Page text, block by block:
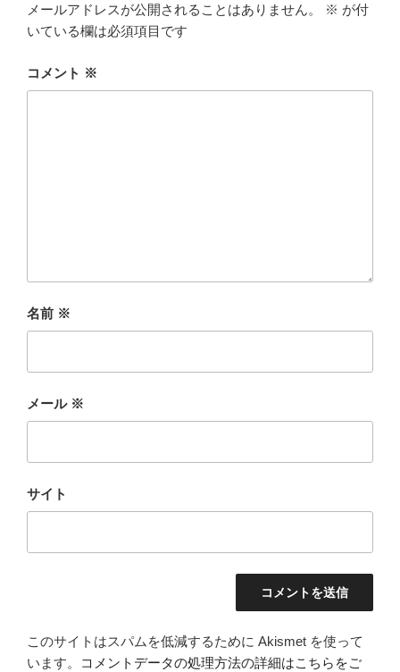
メールアドレスが公開されることはありません。 ※ が付
いている欄は必須項目です
コメント ※
名前 ※
メール ※
サイト
このサイトはスパムを低減するために Akismet を使って
います。
コメントデータの処理方法の詳細はこちらをご